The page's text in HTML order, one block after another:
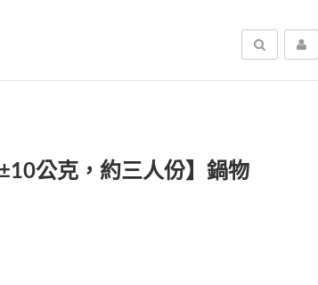
搜尋
公克，約三人份】鍋物